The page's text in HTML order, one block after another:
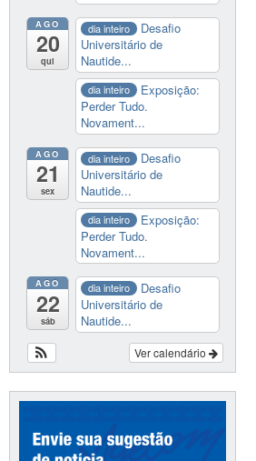
AGO
20
qui
dia inteiro
Desafio
Universitário de
Nautide...
dia inteiro
Exposição:
Perder Tudo.
Novament...
AGO
21
sex
dia inteiro
Desafio
Universitário de
Nautide...
dia inteiro
Exposição:
Perder Tudo.
Novament...
AGO
22
sáb
dia inteiro
Desafio
Universitário de
Nautide...
Ver calendário